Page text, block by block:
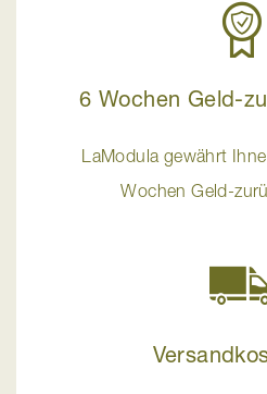
6 Wochen Geld-
LaModula gewährt
Wochen Geld-